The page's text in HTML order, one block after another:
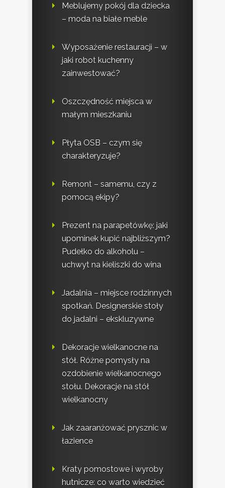
Meblujemy pokój dla dziecka
– moda na białe meble
Wyposażenie restauracji – w
jaki robot kuchenny
zainwestować?
Oszczędność miejsca w
małym mieszkaniu
Płyta OSB – czym się
charakteryzuje?
Remont – samemu, czy z
pomocą ekipy?
Prezent na parapetówkę: jaki
upominek kupić najbliższym?
Pudełko do alkoholu –
uchwyt na kieliszki do wina
Jadalnia – miejsce rodzinnych
spotkań. Designerskie stoły
do jadalni – ekskluzywne
Dekoracje wielkanocne na
stół. Różne pomysły na
ozdobienie wielkanocnego
stołu. Dekoracje na stół
wielkanocny
Jak zaaranżować prysznic w
łazience
Kraty pomostowe i wyroby
hutnicze: co warto wiedzieć